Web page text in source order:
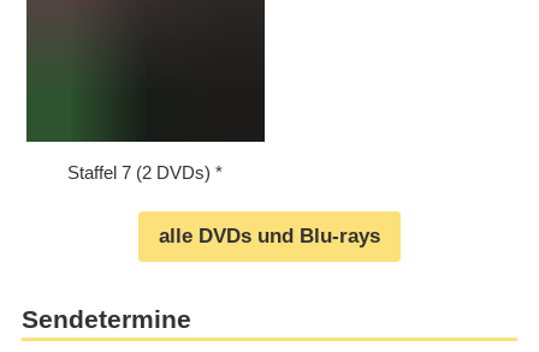
Staffel 7 (2 DVDs)
alle DVDs und Blu-rays
Sendetermine